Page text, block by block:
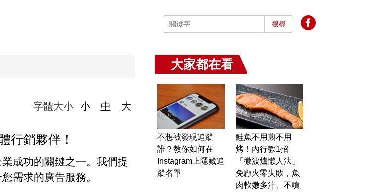
搜尋
字體大小 小 中
大
行銷夥伴！
成功的關鍵之一。我們提
需求的廣告服務。
大家都在看
不想被發現追蹤
誰？教你如何在
Instagram上隱藏追
蹤名單
鮭魚不用煎不用
烤！內行教1招
「微波爐懶人法」
免顧火零失敗，魚
肉軟嫩多汁、不噴